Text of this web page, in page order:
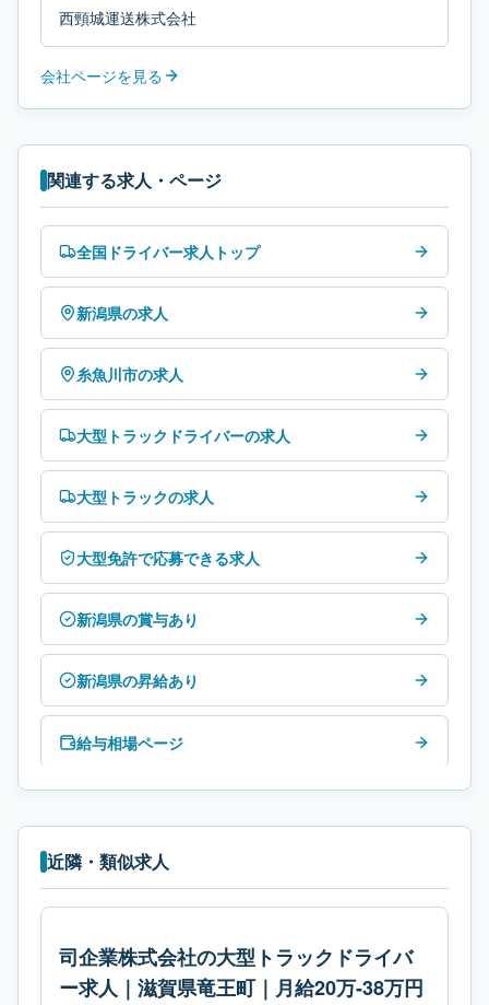
西頸城運送株式会社
会社ページを見る
関連する求人・ページ
全国ドライバー求人トップ
新潟県の求人
糸魚川市の求人
大型トラックドライバーの求人
大型トラックの求人
大型免許で応募できる求人
新潟県の賞与あり
新潟県の昇給あり
給与相場ページ
近隣・類似求人
司企業株式会社の大型トラックドライバ
ー求人｜滋賀県竜王町｜月給20万-38万円